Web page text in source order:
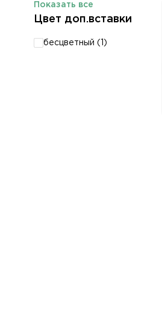
Показать все
Цвет доп.вставки
бесцветный ( )